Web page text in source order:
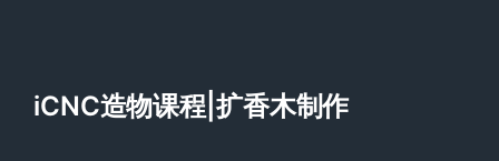
iCNC造物课程|扩香木制作